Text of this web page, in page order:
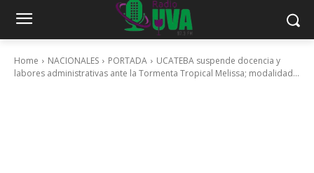
Home NACIONALES PORTADA
UCATEBA suspende docencia y
labores administrativas ante la Tormenta Tropical Melissa; modalidad...